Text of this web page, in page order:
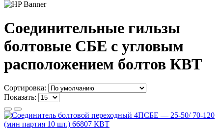
Соединительные гильзы
болтовые CБЕ с угловым
расположением болтов КВТ
Сортировка:
Показать: